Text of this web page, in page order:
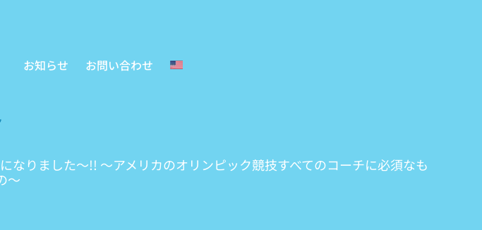
お知らせ お問い合わせ
りました～!! 〜アメリカのオリンピック競技すべてのコーチに必須なも
〜